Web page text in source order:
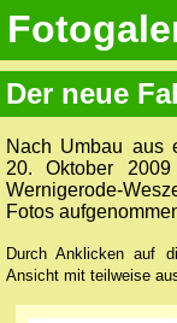
Der neue
Nach Umbau aus
20. Oktober
Wernigerode-
Fotos
Durch Anklicken auf
Ansicht mit teilweise